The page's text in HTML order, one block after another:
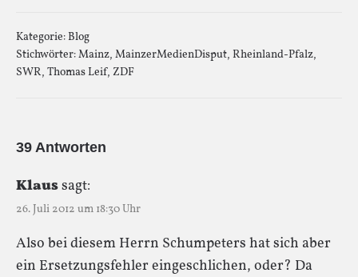
Kategorie:Blog
Stichwörter:Mainz, MainzerMedienDisput, Rheinland-Pfalz,
SWR, Thomas Leif, ZDF
39 Antworten
Klaussagt:
26. Juli 2012 um 18:30 Uhr
Also bei diesem Herrn Schumpeters hat sich aber
ein Ersetzungsfehler eingeschlichen, oder? Da